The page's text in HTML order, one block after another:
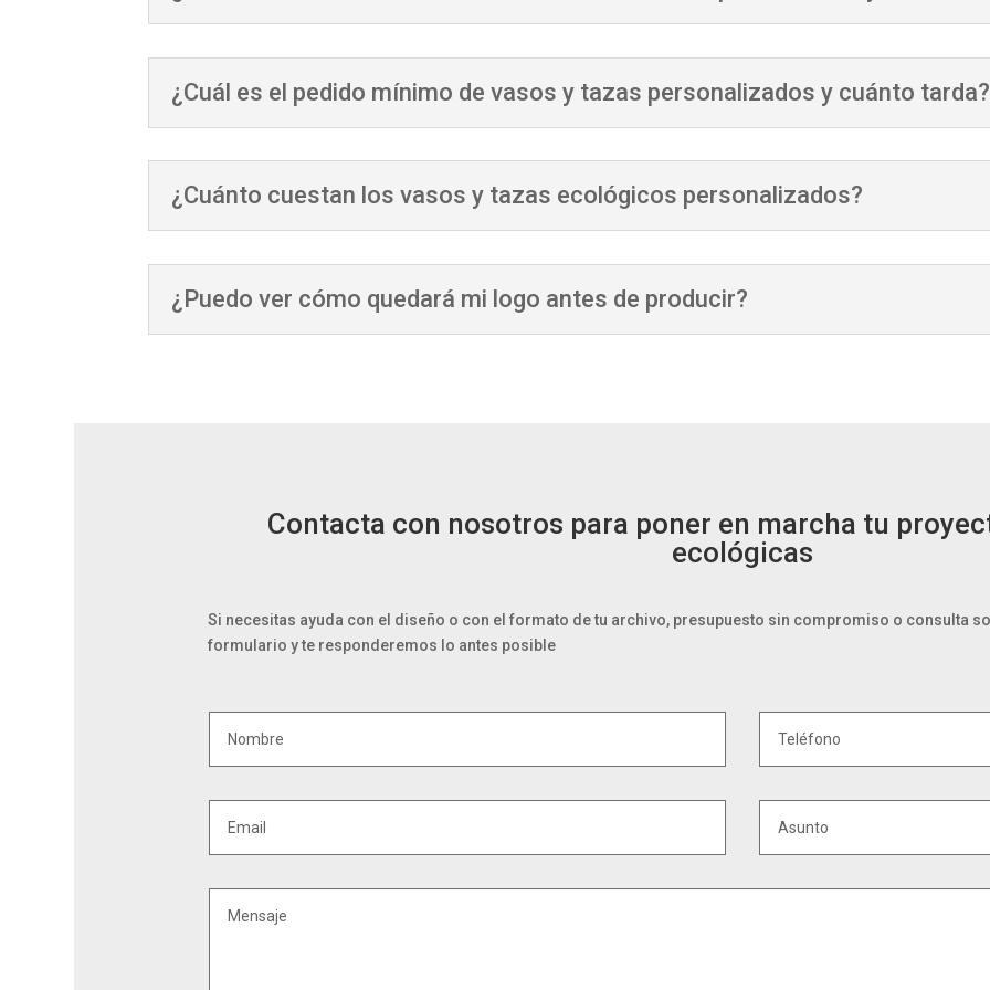
¿Cuál es el pedido mínimo de vasos y tazas personalizados y cuánto tarda?
¿Cuánto cuestan los vasos y tazas ecológicos personalizados?
¿Puedo ver cómo quedará mi logo antes de producir?
Contacta con nosotros para poner en marcha tu
ecológicas
Si necesitas ayuda con el diseño o con el formato de tu archivo, presupuesto sin compromiso o consulta
formulario y te responderemos lo antes posible